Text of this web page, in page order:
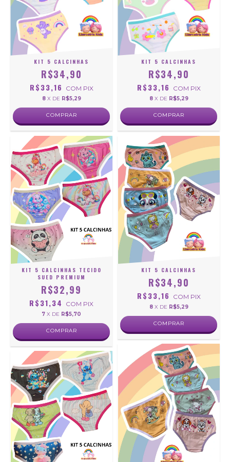
KIT 5 CALCINHAS
R$34,90
R$33,16 COM PIX
8 X DE R$5,29
COMPRAR
KIT 5 CALCINHAS
R$34,90
R$33,16 COM PIX
8 X DE R$5,29
COMPRAR
KIT 5 CALCINHAS TECIDO
SUED PREMIUM
R$32,99
R$31,34 COM PIX
7 X DE R$5,70
COMPRAR
KIT 5 CALCINHAS
R$34,90
R$33,16 COM PIX
8 X DE R$5,29
COMPRAR